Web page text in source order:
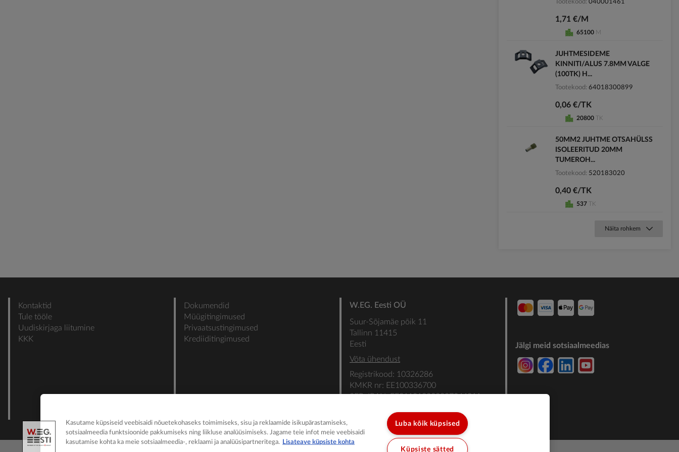
Tootekood 040001461
1,71 €/M
65100 M
JUHTMESIDEME
KINNITI/ALUS 7.8MM VALGE
(100TK) H...
Tootekood 64018300899
0,06 €/TK
20800 TK
50MM2 JUHTME OTSAHÜLSS
ISOLEERITUD 20MM
TUMEROH...
Tootekood 520183020
0,40 €/TK
537 TK
Näita rohkem
Kontaktid
Tule tööle
Uudiskirjaga liitumine
KKK
Dokumendid
Müügitingimused
Privaatsustingimused
Krediiditingimused
W.EG. Eesti OÜ
Suur-Sõjamäe põik 11
Tallinn 11415
Eesti
Võta ühendust
Registrikood: 10326286
KMKR nr: EE100336700
SEB: IBAN: EE311010220007244011
Jälgi meid sotsiaalmeedias
Kasutame küpsiseid veebisaidi nõuetekohaseks toimimiseks, sisu ja reklaamide isikupärastamiseks,
sotsiaalmeedia funktsioonide pakkumiseks ning liikluse analüüsimiseks. Jagame teie infot meie veebisaidi
kasutamise kohta ka meie sotsiaalmeedia-, reklaami ja analüüsipartneritega.
Lisateave küpsiste kohta
Luba kõik küpsised
Küpsiste sätted